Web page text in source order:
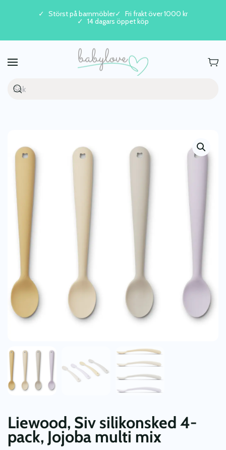
Skip to main content
Störst på barnmöbler
Fri frakt över 1000 kr
14 dagars öppet köp
Liewood, Siv silikonsked 4-
pack, Jojoba multi mix